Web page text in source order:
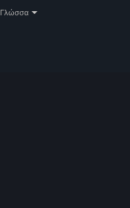
Γλώσσα